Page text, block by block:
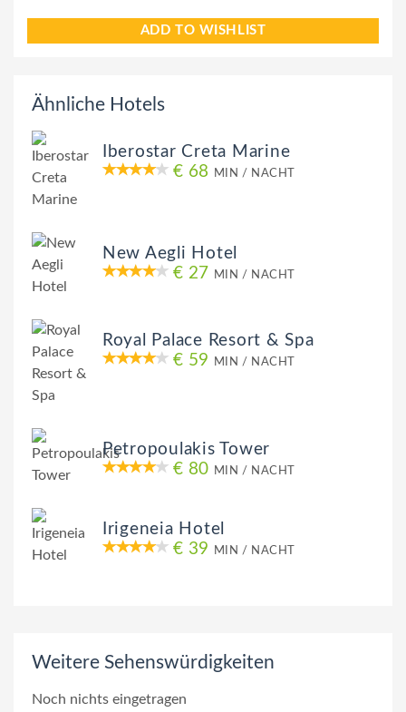
ADD TO WISHLIST
Ähnliche Hotels
Iberostar Creta Marine
€ 68
MIN / NACHT
New Aegli Hotel
€ 27
MIN / NACHT
Royal Palace Resort & Spa
€ 59
MIN / NACHT
Petropoulakis Tower
€ 80 MIN / NACHT
Irigeneia Hotel
€ 39
MIN / NACHT
Weitere Sehenswürdigkeiten
Noch nichts eingetragen